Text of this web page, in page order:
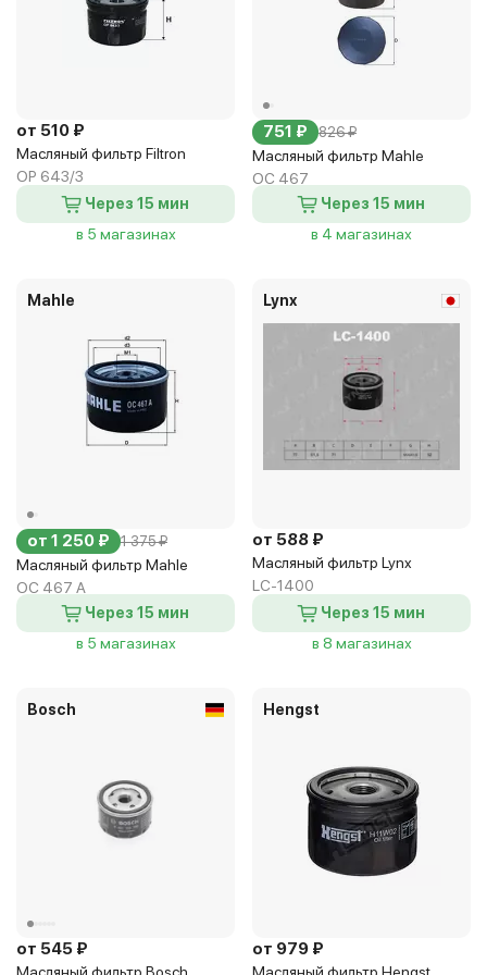
от 510 ₽
Масляный фильтр Filtron
OP 643/3
Через 15 мин
в 5 магазинах
751 ₽ 826 ₽
Масляный фильтр Mahle
OC 467
Через 15 мин
в 4 магазинах
Mahle
от 1 250 ₽ 1 375 ₽
Масляный фильтр Mahle
OC 467 A
Через 15 мин
в 5 магазинах
Lynx
от 588 ₽
Масляный фильтр Lynx
LC-1400
Через 15 мин
в 8 магазинах
Bosch
от 545 ₽
Hengst
от 979 ₽